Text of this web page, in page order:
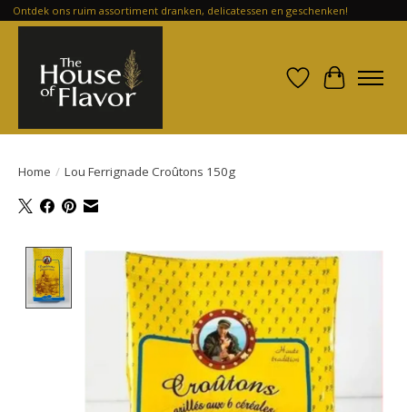
Ontdek ons ruim assortiment dranken, delicatessen en geschenken!
Verlanglijst
Home / Lou Ferrignade Croûtons 150g
Product image slideshow Items